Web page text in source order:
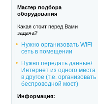
Мастер подбора
оборудования
Какая стоит перед Вами
задача?
Нужно организовать WiFi
сеть в помещении
Нужно передать данные/
Интернет из одного места
в другое (т.е. организовать
беспроводной мост)
Информация: